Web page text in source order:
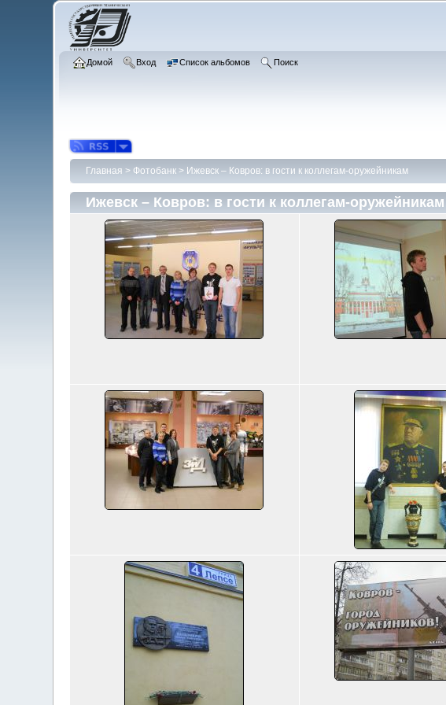
Домой Вход Список альбомов Поиск
Главная > Фотобанк> Ижевск – Ковров: в гости к коллегам-оружейникам
Ижевск – Ковров: в гости к коллегам-оружейникам